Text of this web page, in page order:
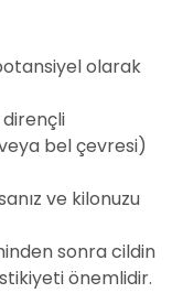
olarak
bel çevresi)
ve kilonuzu
sonra cildin
önemlidir.